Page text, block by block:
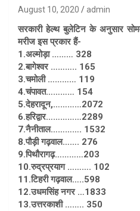
August 10, 2020 admin
सरकारी हेल्थ बुलेटिन के अनुसार
मरीज इस प्रकार हैं-
1.अल्मोड़ा ……… 328
2.बागेश्वर ……….. 165
3.चमोली ………… 119
4.चंपावत………… 154
5.देहरादून,…………2072
6.हरिद्वार……………2289
7.नैनीताल…………. 1532
8.पौड़ी गढ़वाल……. 276
9.पिथौरागढ़…………203
10.रुद्रप्रयाग ………. 102
11.टिहरी गढ़वाल…..598
12.उधमसिंह नगर …1833
13.उत्तरकाशी …….. 350